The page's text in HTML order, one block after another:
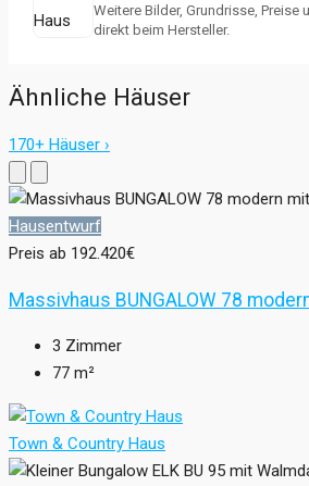
Weitere Bilder, Grundrisse, Preise
direkt beim Hersteller.
Ähnliche Häuser
170+ Häuser ›
Hausentwurf
Preis ab 192.420€
Massivhaus BUNGALOW 78
3 Zimmer
77 m²
Town & Country Haus